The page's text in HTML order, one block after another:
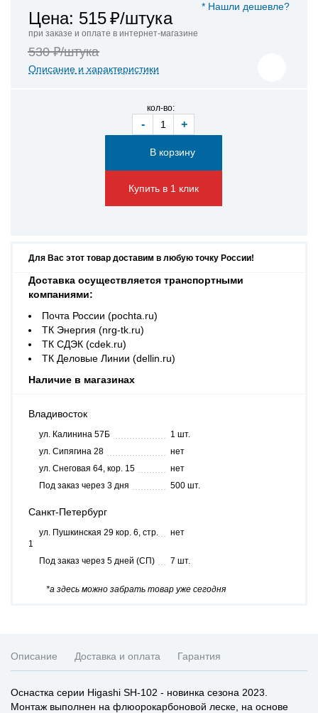
* Нашли дешевле?
Цена: 515₽/штука
при заказе и оплате в интернет-магазине
530 ₽/штука
Описание и характеристики
кол-во:
- +
Купить в 1 клик
Для Вас этот товар доставим в любую точку России!
Доставка осуществляется транспортными
компаниями:
Почта России (pochta.ru)
ТК Энергия (nrg-tk.ru)
ТК СДЭК (cdek.ru)
ТК Деловые Линии (dellin.ru)
Наличие в магазинах
Владивосток
ул. Калинина 57Б
1 шт.
ул. Сипягина 28
нет
ул. Снеговая 64, кор. 15
нет
Под заказ через 3 дня
500 шт.
Санкт-Петербург
ул. Пушкинская 29 кор. 6, стр.
1
нет
Под заказ через 5 дней (СП) 7 шт.
*а здесь можно забрать товар уже сегодня
Описание Доставка и оплата Гарантия
Оснастка серии Higashi SH-102 - новинка сезона 2023.
Монтаж выполнен на флюорокарбоновой леске, на основе